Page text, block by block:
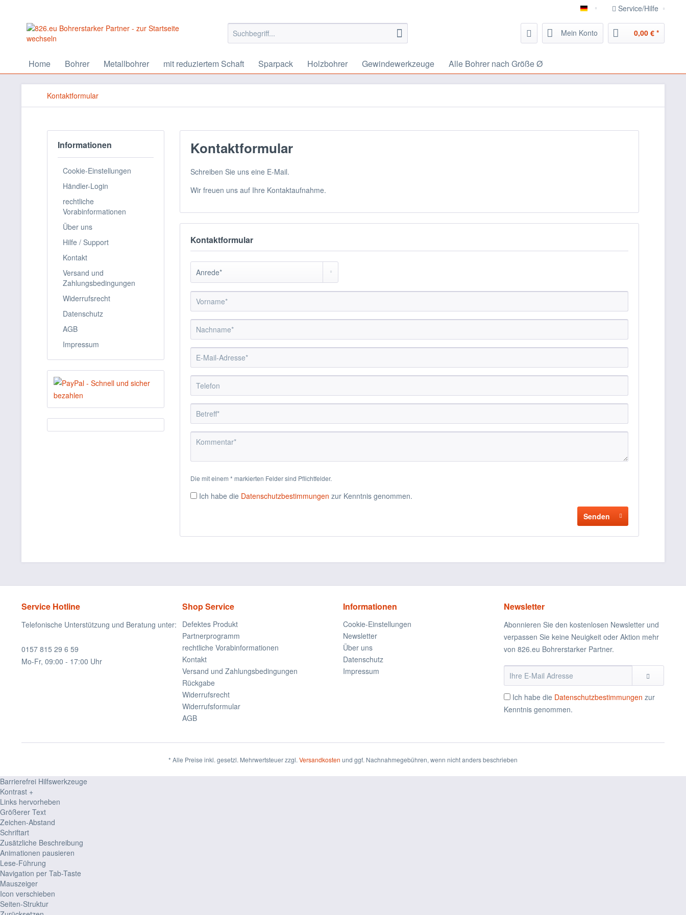
826.eu Handwerker Portal
Service/Hilfe
Mein Konto 0,00 € *
Home Bohrer Metallbohrer mit reduziertem Schaft Sparpack Holzbohrer Gewindewerkzeuge Alle Bohrer nach Größe Ø
Kontaktformular
Informationen
Cookie-Einstellungen
Händler-Login
rechtliche
Vorabinformationen
Über uns
Hilfe / Support
Kontakt
Versand und
Zahlungsbedingungen
Widerrufsrecht
Datenschutz
AGB
Impressum
Kontaktformular
Schreiben Sie uns eine E-Mail.
Wir freuen uns auf Ihre Kontaktaufnahme.
Kontaktformular
Die mit einem * markierten Felder sind Pflichtfelder.
Ich habe die Datenschutzbestimmungen zur Kenntnis genommen.
Senden
Service Hotline
Telefonische Unterstützung und Beratung unter:
0157 815 29 6 59
Mo-Fr, 09:00 - 17:00 Uhr
Shop Service
Defektes Produkt
Partnerprogramm
rechtliche Vorabinformationen
Kontakt
Versand und Zahlungsbedingungen
Rückgabe
Widerrufsrecht
Widerrufsformular
AGB
Informationen
Cookie-Einstellungen
Newsletter
Über uns
Datenschutz
Impressum
Newsletter
Abonnieren Sie den kostenlosen Newsletter und
verpassen Sie keine Neuigkeit oder Aktion mehr
von 826.eu Bohrerstarker Partner.
Ich habe die Datenschutzbestimmungen zur
Kenntnis genommen.
* Alle Preise inkl. gesetzl. Mehrwertsteuer zzgl. Versandkosten und ggf. Nachnahmegebühren, wenn nicht anders beschrieben
Barrierefrei Hilfswerkzeuge
Kontrast +
Links hervorheben
Größerer Text
Zeichen-Abstand
Schriftart
Zusätzliche Beschreibung
Animationen pausieren
Lese-Führung
Navigation per Tab-Taste
Mauszeiger
Icon verschieben
Seiten-Struktur